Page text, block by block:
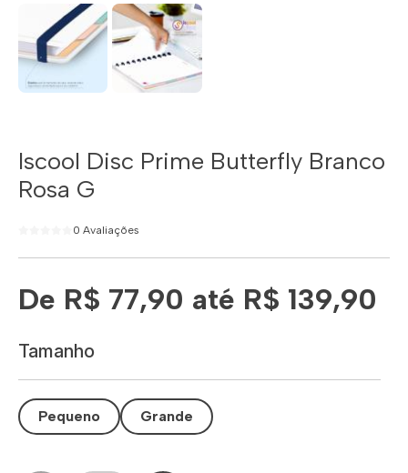
Iscool Disc Prime Butterfly Branco
Rosa G
0 Avaliações
De R$ 77,90 até R$ 139,90
Tamanho
Pequeno Grande